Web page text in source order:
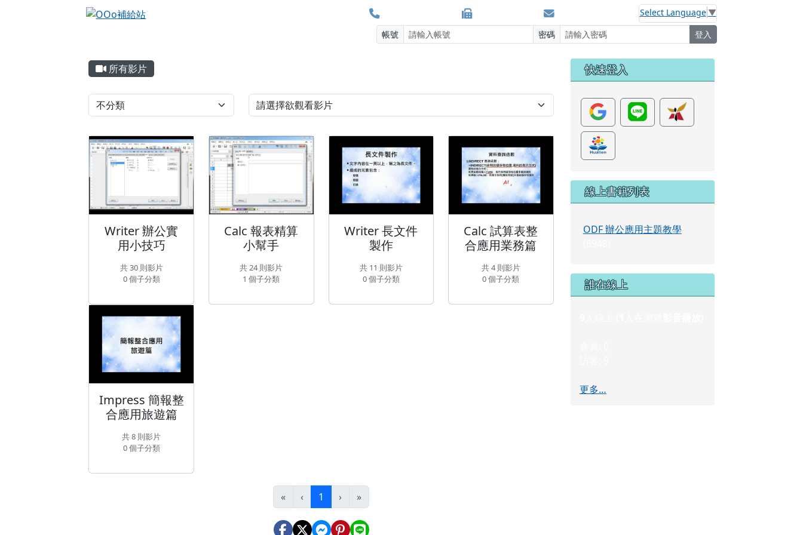
OOo補給站 Select Language ▼
帳號
密碼 登入
主內容區域
所有影片
Video List
Writer 辦公實用小技巧
Writer 辦公實
用小技巧
共 30 則影片
0 個子分類
Calc 報表精算小幫手
Calc 報表精算
小幫手
共 24 則影片
1 個子分類
Writer 長文件
製作
共 11 則影片
0 個子分類
Calc 試算表整合應用業務篇
Calc 試算表整
合應用業務篇
共 4 則影片
0 個子分類
Impress 簡報整
合應用旅遊篇
共 8 則影片
0 個子分類
« ‹ 1 (目前頁次)
› »
左邊區域內容
快速登入
線上書籍列表
ODF 辦公應用主題教學
右邊區域內容
誰在線上
更多…